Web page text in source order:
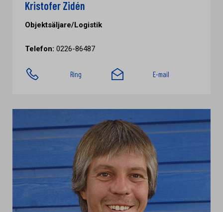
Kristofer Zidén
Objektsäljare/Logistik
Telefon: 0226-86487
Ring E-mail